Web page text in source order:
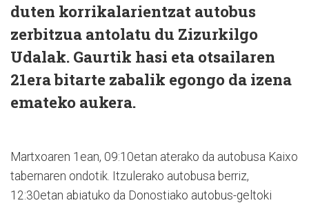
duten korrikalarientzat autobus
zerbitzua antolatu du Zizurkilgo
Udalak. Gaurtik hasi eta otsailaren
21era bitarte zabalik egongo da izena
emateko aukera.
Martxoaren 1ean, 09:10etan aterako da autobusa Kaixo
tabernaren ondotik. Itzulerako autobusa berriz,
12:30etan abiatuko da Donostiako autobus-geltoki